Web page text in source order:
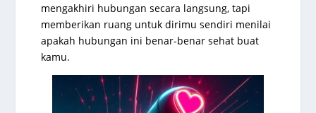
mengakhiri hubungan secara langsung, tapi
memberikan ruang untuk dirimu sendiri menilai
apakah hubungan ini benar-benar sehat buat
kamu.